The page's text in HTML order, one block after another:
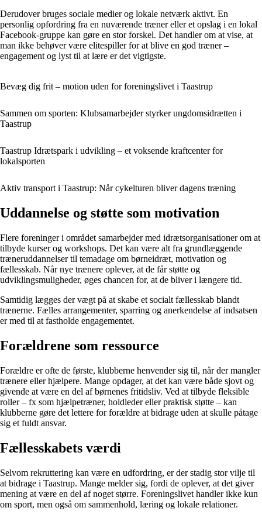
Derudover bruges sociale medier og lokale netværk aktivt. En
personlig opfordring fra en nuværende træner eller et opslag i en lokal
Facebook-gruppe kan gøre en stor forskel. Det handler om at vise, at
man ikke behøver være elitespiller for at blive en god træner –
engagement og lyst til at lære er det vigtigste.
Bevæg dig frit – motion uden for foreningslivet i Taastrup
Sammen om sporten: Klubsamarbejder styrker ungdomsidrætten i
Taastrup
Taastrup Idrætspark i udvikling – et voksende kraftcenter for
lokalsporten
Aktiv transport i Taastrup: Når cykelturen bliver dagens træning
Uddannelse og støtte som motivation
Flere foreninger i området samarbejder med idrætsorganisationer om at
tilbyde kurser og workshops. Det kan være alt fra grundlæggende
træneruddannelser til temadage om børneidræt, motivation og
fællesskab. Når nye trænere oplever, at de får støtte og
udviklingsmuligheder, øges chancen for, at de bliver i længere tid.
Samtidig lægges der vægt på at skabe et socialt fællesskab blandt
trænerne. Fælles arrangementer, sparring og anerkendelse af indsatsen
er med til at fastholde engagementet.
Forældrene som ressource
Forældre er ofte de første, klubberne henvender sig til, når der mangler
trænere eller hjælpere. Mange opdager, at det kan være både sjovt og
givende at være en del af børnenes fritidsliv. Ved at tilbyde fleksible
roller – fx som hjælpetræner, holdleder eller praktisk støtte – kan
klubberne gøre det lettere for forældre at bidrage uden at skulle påtage
sig et fuldt ansvar.
Fællesskabets værdi
Selvom rekruttering kan være en udfordring, er der stadig stor vilje til
at bidrage i Taastrup. Mange melder sig, fordi de oplever, at det giver
mening at være en del af noget større. Foreningslivet handler ikke kun
om sport, men også om sammenhold, læring og lokale relationer.